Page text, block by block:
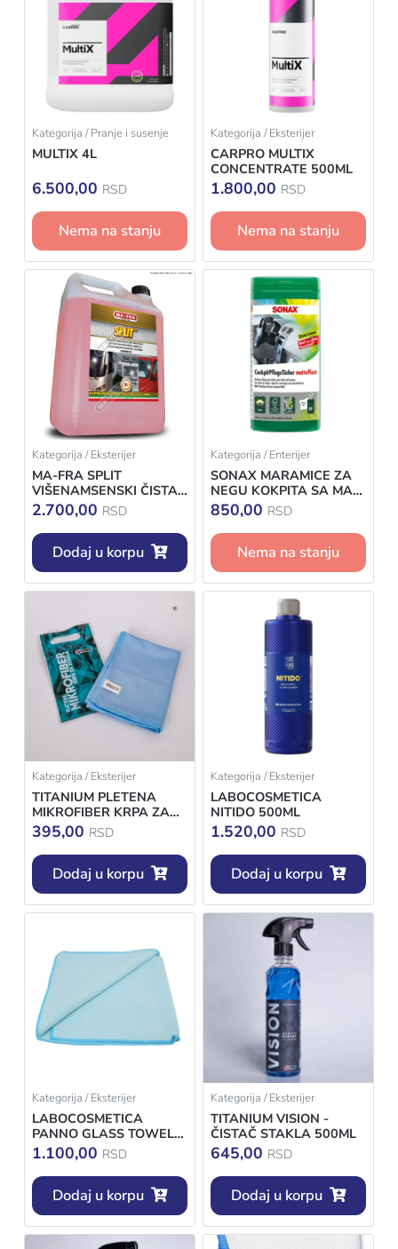
Kategorija / Pranje i susenje
MULTIX 4L
6.500,00 RSD
Nema na stanju
Kategorija / Eksterijer
CARPRO MULTIX
CONCENTRATE 500ML
1.800,00 RSD
Nema na stanju
Kategorija / Eksterijer
MA-FRA SPLIT
VIŠENAMSENSKI ČISTAČ
STAKLA 4,5
2.700,00 RSD
Dodaj u korpu
Kategorija / Enterijer
SONAX MARAMICE ZA
NEGU KOKPITA SA MAT
EFEKTOM 25KOM
850,00 RSD
Nema na stanju
Kategorija / Eksterijer
TITANIUM PLETENA
MIKROFIBER KRPA ZA
STAKLO 1KOM
395,00 RSD
Dodaj u korpu
Kategorija / Eksterijer
LABOCOSMETICA
NITIDO 500ML
1.520,00 RSD
Dodaj u korpu
Kategorija / Eksterijer
LABOCOSMETICA
PANNO GLASS TOWEL
40X60
1.100,00 RSD
Dodaj u korpu
Kategorija / Eksterijer
TITANIUM VISION -
ČISTAČ STAKLA 500ML
645,00 RSD
Dodaj u korpu